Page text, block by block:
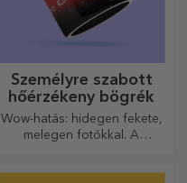
Személyre szabott
hőérzékeny bögrék
Wow-hatás: hidegen fekete,
melegen fotókkal. A